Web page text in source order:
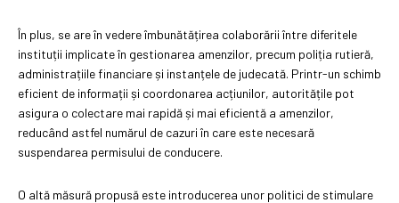
În plus, se are în vedere îmbunătățirea colaborării între diferitele
instituții implicate în gestionarea amenzilor, precum poliția rutieră,
administrațiile financiare și instanțele de judecată. Printr-un schimb
eficient de informații și coordonarea acțiunilor, autoritățile pot
asigura o colectare mai rapidă și mai eficientă a amenzilor,
reducând astfel numărul de cazuri în care este necesară
suspendarea permisului de conducere.
O altă măsură propusă este introducerea unor politici de stimulare